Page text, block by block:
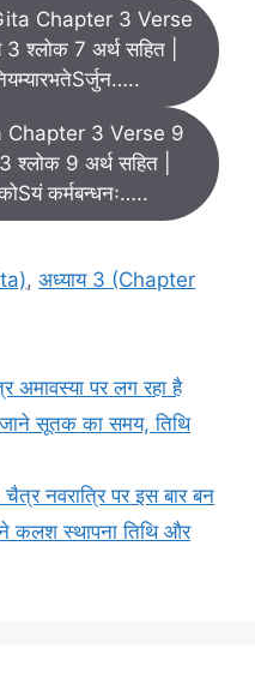
Chapter 3 Verse
श्लोक 7 अर्थ सहित |
Chapter 3 Verse 9
श्लोक 9 अर्थ सहित |
कर्मबन्धनः…..
,अध्याय 3 (Chapter
पर लग रहा है
सूतक का समय, तिथि
नवरात्रि पर इस बार बन
कलश स्थापना तिथि और